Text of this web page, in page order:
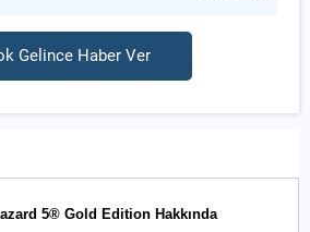
Gelince Haber Ver
5® Gold Edition Hakkında